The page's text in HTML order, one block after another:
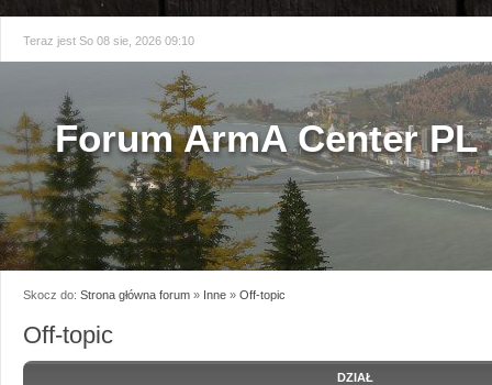
Teraz jest So 08 sie, 2026 09:10
Forum ArmA Center PL
Skocz do: Strona główna forum » Inne » Off-topic
Off-topic
DZIAŁ